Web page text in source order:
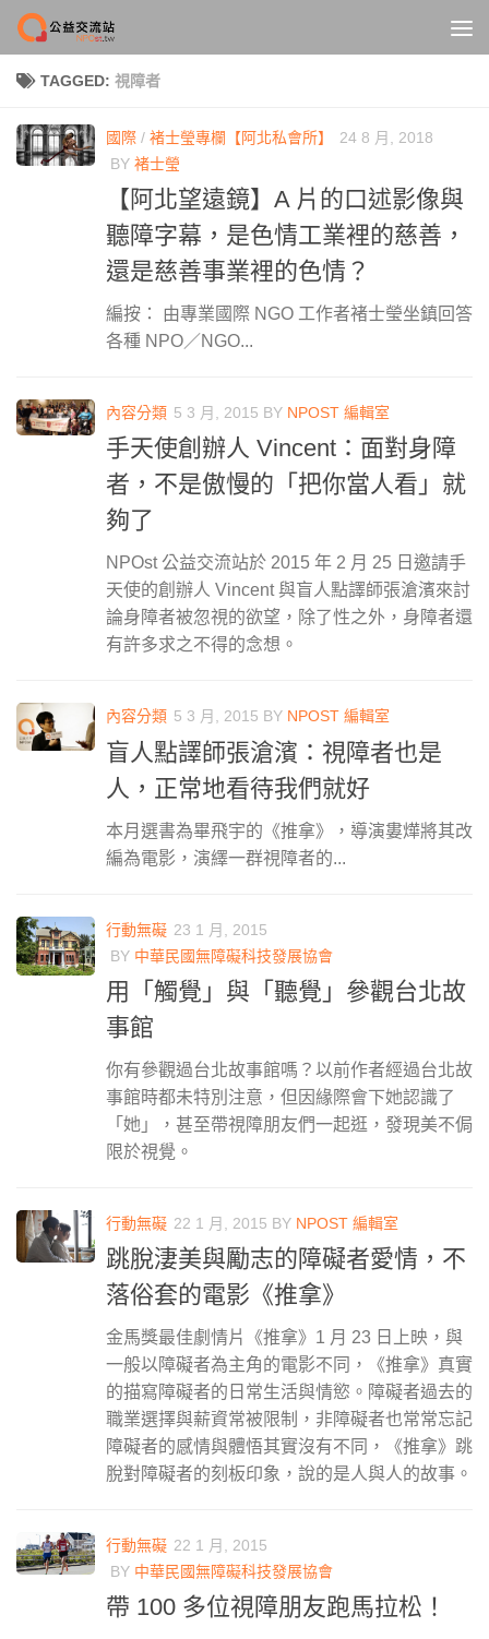
Skip to content
TAGGED: 視障者
國際 / 褚士瑩專欄【阿北私會所】
24 8 月, 2018
BY 褚士瑩
【阿北望遠鏡】A 片的口述影像與
聽障字幕，是色情工業裡的慈善，
還是慈善事業裡的色情？
編按： 由專業國際 NGO 工作者褚士瑩坐鎮回答
各種 NPO／NGO...
內容分類 5 3 月, 2015 BY NPOST 編輯室
手天使創辦人 Vincent：面對身障
者，不是傲慢的「把你當人看」就
夠了
NPOst 公益交流站於 2015 年 2 月 25 日邀請手
天使的創辦人 Vincent 與盲人點譯師張滄濱來討
論身障者被忽視的欲望，除了性之外，身障者還
有許多求之不得的念想。
內容分類 5 3 月, 2015 BY NPOST 編輯室
盲人點譯師張滄濱：視障者也是
人，正常地看待我們就好
本月選書為畢飛宇的《推拿》，導演婁燁將其改
編為電影，演繹一群視障者的...
行動無礙 23 1 月, 2015
BY 中華民國無障礙科技發展協會
用「觸覺」與「聽覺」參觀台北故
事館
你有參觀過台北故事館嗎？以前作者經過台北故
事館時都未特別注意，但因緣際會下她認識了
「她」，甚至帶視障朋友們一起逛，發現美不侷
限於視覺。
行動無礙 22 1 月, 2015 BY NPOST 編輯室
跳脫淒美與勵志的障礙者愛情，不
落俗套的電影《推拿》
金馬獎最佳劇情片《推拿》1 月 23 日上映，與
一般以障礙者為主角的電影不同，《推拿》真實
的描寫障礙者的日常生活與情慾。障礙者過去的
職業選擇與薪資常被限制，非障礙者也常常忘記
障礙者的感情與體悟其實沒有不同，《推拿》跳
脫對障礙者的刻板印象，說的是人與人的故事。
行動無礙 22 1 月, 2015
BY 中華民國無障礙科技發展協會
帶 100 多位視障朋友跑馬拉松！